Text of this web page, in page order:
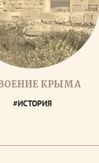
КРЫМА
#ИСТОРИЯ